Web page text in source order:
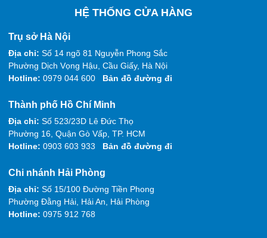
HỆ THỐNG CỬA HÀNG
Trụ sở Hà Nội
Địa chỉ: Số 14 ngõ 81 Nguyễn Phong Sắc
Phường Dịch Vọng Hậu, Cầu Giấy, Hà Nội
Hotline: 0979 044 600 Bản đồ đường đi
Thành phố Hồ Chí Minh
Địa chỉ: Số 523/23D Lê Đức Thọ
Phường 16, Quận Gò Vấp, TP. HCM
Hotline: 0903 603 933 Bản đồ đường đi
Chi nhánh Hải Phòng
Địa chỉ: Số 15/100 Đường Tiền Phong
Phường Đằng Hải, Hải An, Hải Phòng
Hotline: 0975 912 768